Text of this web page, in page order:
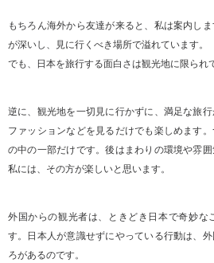
もちろん海外から友達が来ると、私は案内し
が深いし、見に行くべき場所で溢れています。
でも、日本を旅行する面白さは観光地に限られ
逆に、観光地を一切見に行かずに、満足な旅
ファッションなどを見るだけでも楽しめます
の中の一部だけです。後はまわりの環境や雰囲
私には、その方が楽しいと思います。
外国からの観光者は、ときどき日本で奇妙な
す。日本人が意識せずにやっている行動は、
ろがあるのです。